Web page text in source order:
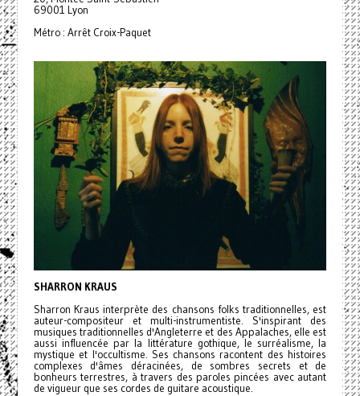
69001 Lyon
Métro : Arrêt Croix-Paquet
SHARRON KRAUS
Sharron Kraus interprète des chansons folks traditionnelles, est
auteur-compositeur et multi-instrumentiste. S'inspirant des
musiques traditionnelles d'Angleterre et des Appalaches, elle est
aussi influencée par la littérature gothique, le surréalisme, la
mystique et l'occultisme. Ses chansons racontent des histoires
complexes d'âmes déracinées, de sombres secrets et de
bonheurs terrestres, à travers des paroles pincées avec autant
de vigueur que ses cordes de guitare acoustique.